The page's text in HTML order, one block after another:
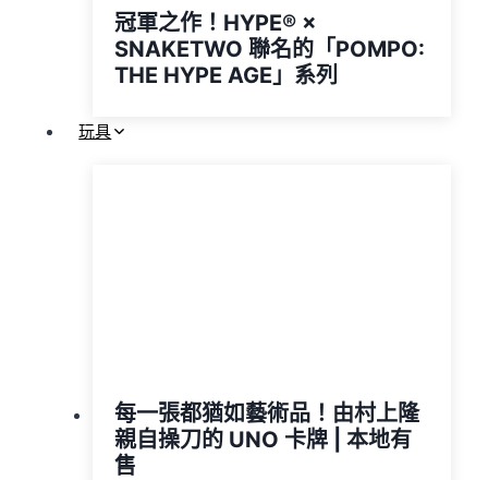
冠軍之作！HYPE®️ ×
SNAKETWO 聯名的「POMPO:
THE HYPE AGE」系列
玩具
每一張都猶如藝術品！由村上隆
親自操刀的 UNO 卡牌 | 本地有
售